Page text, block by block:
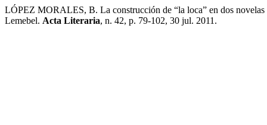
LÓPEZ MORALES, B. La construcción de “la loca” en dos
Lemebel. Acta Literaria, n. 42, p. 79-102, 30 jul. 2011.